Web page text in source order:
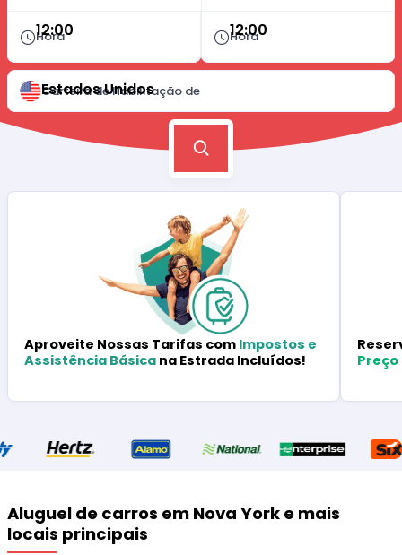
Hora
12:00 Hora
12:00
Carteira de Habilitação de
Estados Unidos
Aproveite Nossas Tarifas com Impostos e
Assistência Básica na Estrada Incluídos!
Preço
Aluguel de carros em Nova York e mais
locais principais